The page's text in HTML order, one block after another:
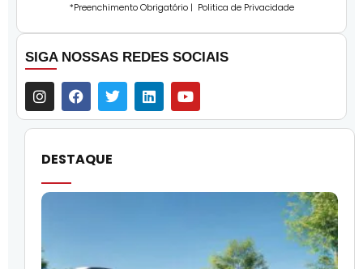
*Preenchimento Obrigatório | Politica de Privacidade
SIGA NOSSAS REDES SOCIAIS
DESTAQUE